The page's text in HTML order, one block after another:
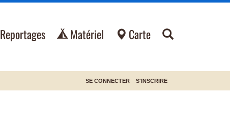
Reportages Matériel Carte
SE CONNECTER S'INSCRIRE